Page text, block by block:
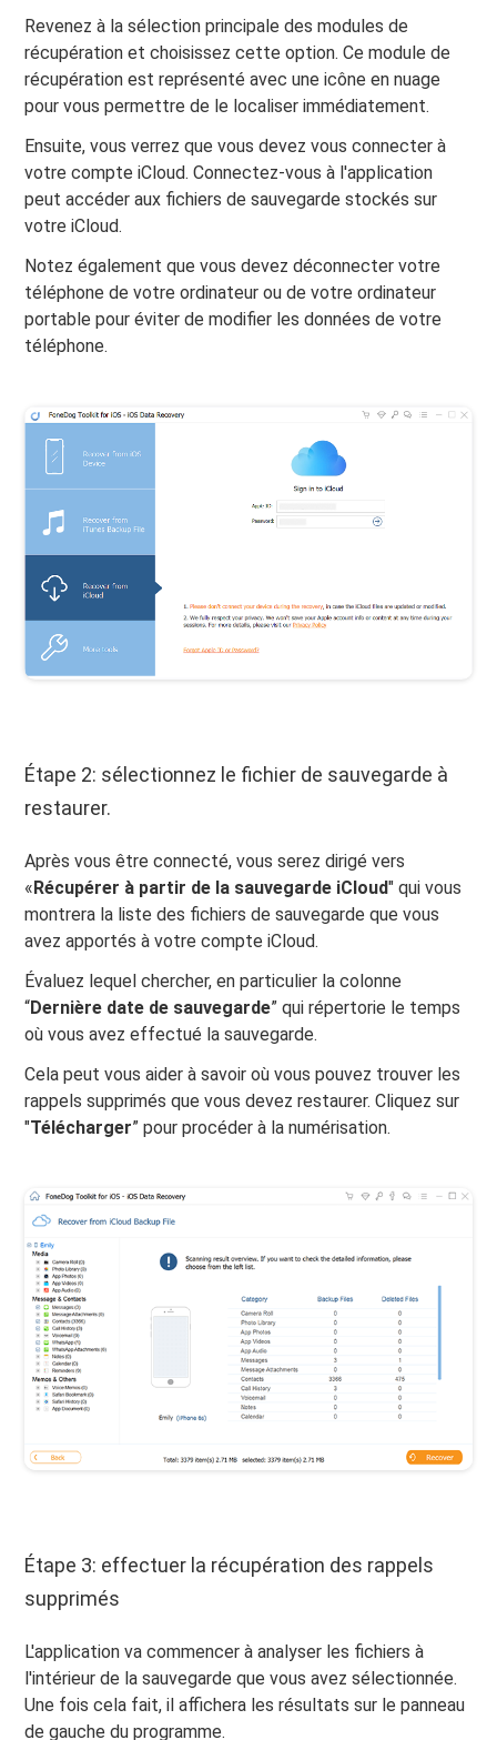
Revenez à la sélection principale des modules de
récupération et choisissez cette option. Ce module de
récupération est représenté avec une icône en nuage
pour vous permettre de le localiser immédiatement.
Ensuite, vous verrez que vous devez vous connecter à
votre compte iCloud. Connectez-vous à l'application
peut accéder aux fichiers de sauvegarde stockés sur
votre iCloud.
Notez également que vous devez déconnecter votre
téléphone de votre ordinateur ou de votre ordinateur
portable pour éviter de modifier les données de votre
téléphone.
Étape 2: sélectionnez le fichier de sauvegarde à
restaurer.
Après vous être connecté, vous serez dirigé vers
«Récupérer à partir de la sauvegarde iCloud" qui vous
montrera la liste des fichiers de sauvegarde que vous
avez apportés à votre compte iCloud.
Évaluez lequel chercher, en particulier la colonne
“Dernière date de sauvegarde” qui répertorie le temps
où vous avez effectué la sauvegarde.
Cela peut vous aider à savoir où vous pouvez trouver les
rappels supprimés que vous devez restaurer. Cliquez sur
"Télécharger” pour procéder à la numérisation.
Étape 3: effectuer la récupération des rappels
supprimés
L'application va commencer à analyser les fichiers à
l'intérieur de la sauvegarde que vous avez sélectionnée.
Une fois cela fait, il affichera les résultats sur le panneau
de gauche du programme.